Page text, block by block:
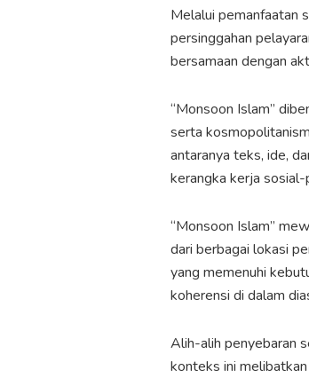
Melalui pemanfaatan
persinggahan
bersamaan dengan
“Monsoon Islam”
serta
antaranya teks, ide,
kerangka kerja
“Monsoon Islam”
dari berbagai lokasi
yang memenuhi
koherensi di dalam
Alih-alih penyebaran
konteks ini